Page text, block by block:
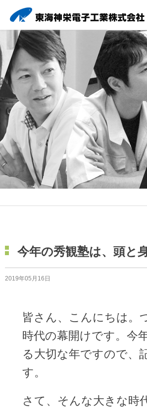
今年の秀観塾は、頭と
2019年05月16日
皆さん、こんにちは。
時代の幕開けです。今
る大切な年ですので、
す。
さて、そんな大きな時